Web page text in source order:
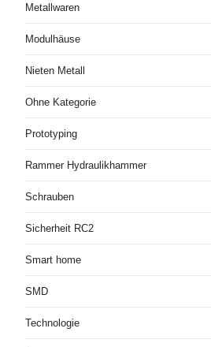
Metallwaren
Modulhäuse
Nieten Metall
Ohne Kategorie
Prototyping
Rammer Hydraulikhammer
Schrauben
Sicherheit RC2
Smart home
SMD
Technologie